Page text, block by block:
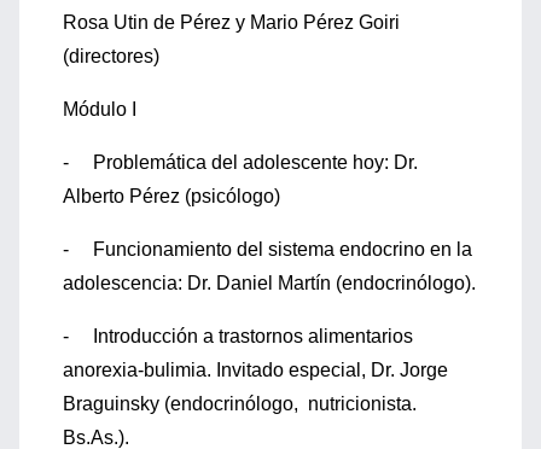
Rosa Utin de Pérez y Mario Pérez Goiri
(directores)
Módulo I
- Problemática del adolescente hoy: Dr.
Alberto Pérez (psicólogo)
- Funcionamiento del sistema endocrino en la
adolescencia: Dr. Daniel Martín (endocrinólogo).
- Introducción a trastornos alimentarios
anorexia-bulimia. Invitado especial, Dr. Jorge
Braguinsky (endocrinólogo, nutricionista.
Bs.As.).